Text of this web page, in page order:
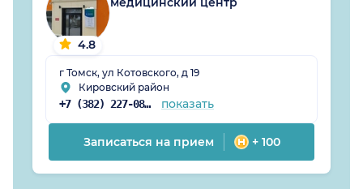
4.8
г Томск, ул Котовского, д 19
Кировский район
+7 (382) 227-08-64 показать
Записаться на прием + 100